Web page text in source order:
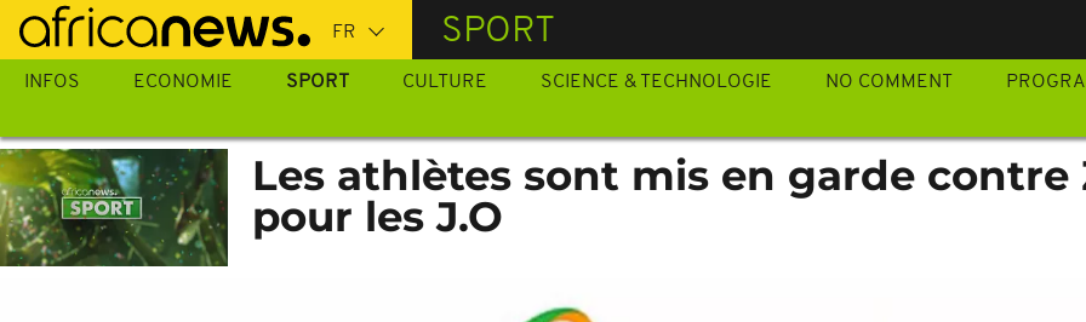
Passer
au
contenu
SPORT
INFOS ECONOMIE SPORT CULTURE SCIENCE & TECHNOLOGIE NO COMMENT
Les athlètes sont mis en garde contre
pour les J.O